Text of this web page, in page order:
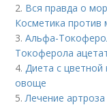
2. Вся правда о
Косметика против
3.Альфа-
Токоферола
4.Диета с цветной
овоще
5.Лечение